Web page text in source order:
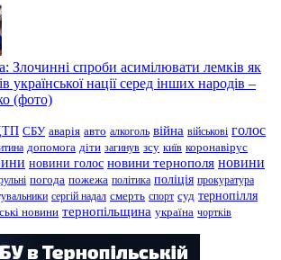
Злочинні спроби асимілювати лемків як
української нації серед інших народів –
(фото)
СБУ аварія авто алкоголь війна військові голос
допомога діти загинув зсу київ коронавірус
новини голос новини тернополя новини
погода пожежа політика поліція прокуратура
сергій надал смерть спорт суд тернопілля
новини тернопільщина україна чортків